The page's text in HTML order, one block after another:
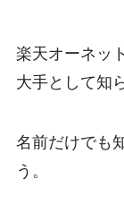
楽天オーネッ
大手として知
名前だけでも
う。